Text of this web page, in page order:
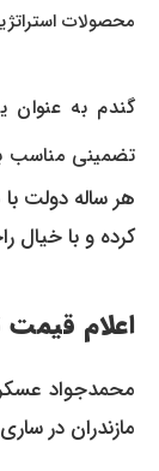
محصولات
گندم به عنوان
تضمینی مناسب
هر ساله دولت
کرده و با خیال
اعلام
محمدجواد
مازندران در